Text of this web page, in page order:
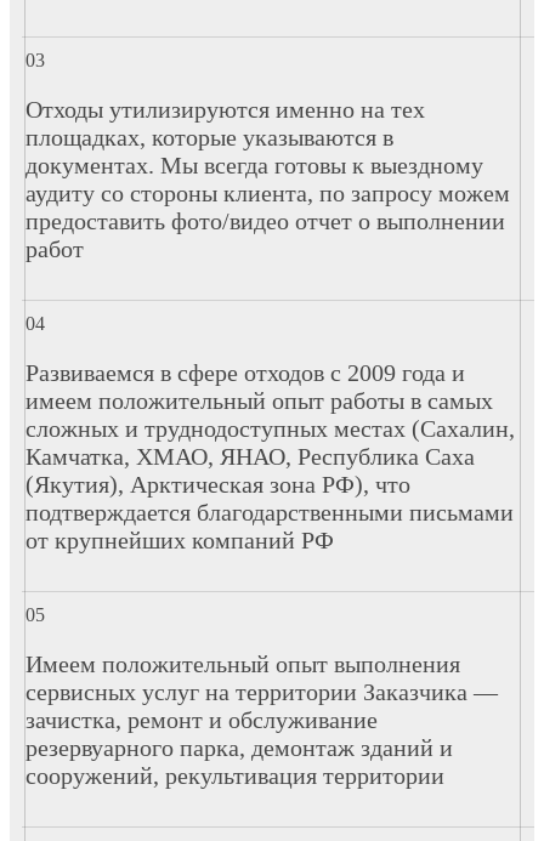
Отходы утилизируются именно на тех
площадках, которые указываются в
документах. Мы всегда готовы к выездному
аудиту со стороны клиента, по запросу можем
предоставить фото/видео отчет о выполнении
работ
Развиваемся в сфере отходов с 2009 года и
имеем положительный опыт работы в самых
сложных и труднодоступных местах (Сахалин,
Камчатка, ХМАО, ЯНАО, Республика Саха
(Якутия), Арктическая зона РФ), что
подтверждается благодарственными письмами
от крупнейших компаний РФ
Имеем положительный опыт выполнения
сервисных услуг на территории Заказчика —
зачистка, ремонт и обслуживание
резервуарного парка, демонтаж зданий и
сооружений, рекультивация территории